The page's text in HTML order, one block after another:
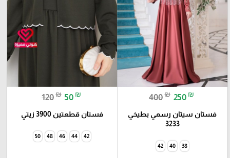
400₪ 250 ₪
فستان سيتان رسمي بطيخي
3233
38
40
42
120₪ 50 ₪
فستان قطعتين 3900 زيتي
42
44
46
48
50